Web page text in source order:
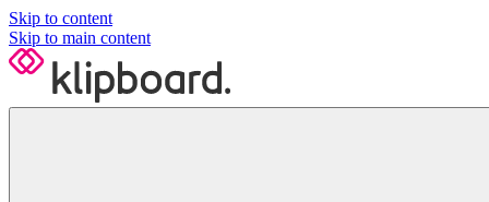
Skip to content
Skip to main content